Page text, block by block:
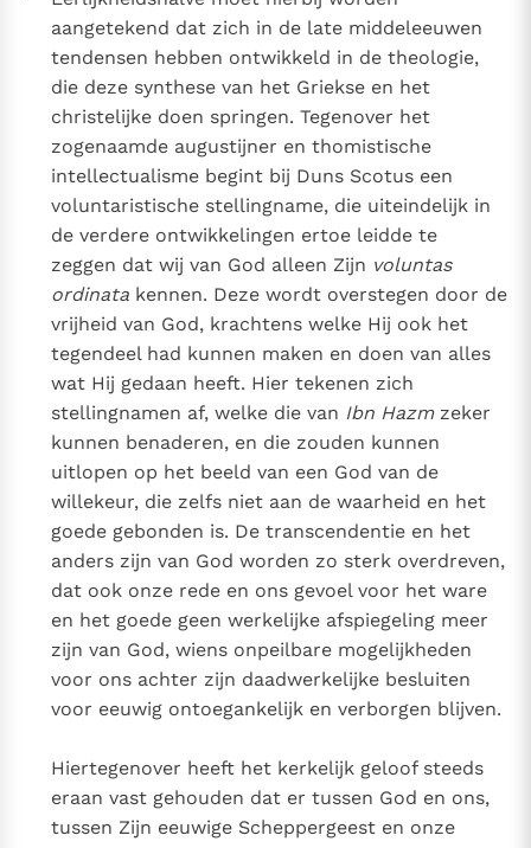
aangetekend dat zich in de late middeleeuwen
tendensen hebben ontwikkeld in de theologie,
die deze synthese van het Griekse en het
christelijke doen springen. Tegenover het
zogenaamde augustijner en thomistische
intellectualisme begint bij Duns Scotus een
voluntaristische stellingname, die uiteindelijk in
de verdere ontwikkelingen ertoe leidde te
zeggen dat wij van God alleen Zijn voluntas
ordinatakennen. Deze wordt overstegen door de
vrijheid van God, krachtens welke Hij ook het
tegendeel had kunnen maken en doen van alles
wat Hij gedaan heeft. Hier tekenen zich
stellingnamen af, welke die van Ibn Hazmzeker
kunnen benaderen, en die zouden kunnen
uitlopen op het beeld van een God van de
willekeur, die zelfs niet aan de waarheid en het
goede gebonden is. De transcendentie en het
anders zijn van God worden zo sterk overdreven,
dat ook onze rede en ons gevoel voor het ware
en het goede geen werkelijke afspiegeling meer
zijn van God, wiens onpeilbare mogelijkheden
voor ons achter zijn daadwerkelijke besluiten
voor eeuwig ontoegankelijk en verborgen blijven.
Hiertegenover heeft het kerkelijk geloof steeds
eraan vast gehouden dat er tussen God en ons,
tussen Zijn eeuwige Scheppergeest en onze